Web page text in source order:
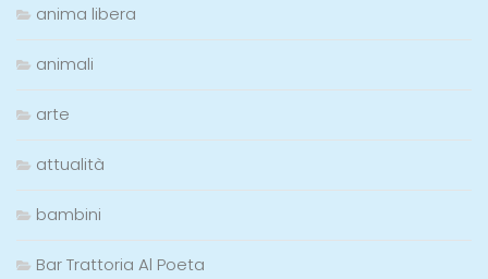
anima libera
animali
arte
attualità
bambini
Bar Trattoria Al Poeta